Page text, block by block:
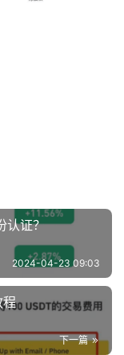
认证？
2024-04-23 09:03
程
下一篇